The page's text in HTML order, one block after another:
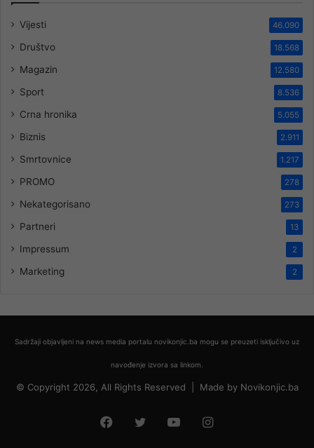
Vijesti 46.090
Društvo 18.568
Magazin 12.580
Sport 8.536
Crna hronika 5.055
Biznis 2.911
Smrtovnice 1.217
PROMO 278
Nekategorisano 273
Partneri 13
Impressum 2
Marketing 2
Sadržaji objavljeni na news media portalu novikonjic.ba mogu se preuzeti isključivo uz
navođenje izvora sa linkom.
© Copyright 2026, All Rights Reserved | Made by Novikonjic.ba
Facebook
TwitterYouTubeInstagram